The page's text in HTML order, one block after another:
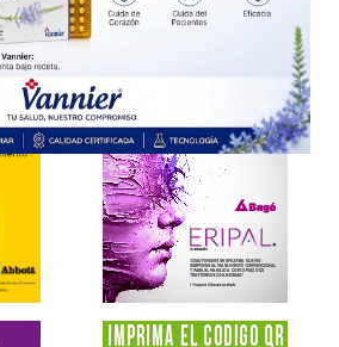
deExcelentia